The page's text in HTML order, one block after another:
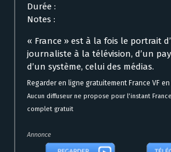
Durée :
Notes :
« France » est à la fois le portrait
journaliste à la télévision, d’un
d’un système, celui des médias.
Regarder en ligne gratuitement France VF
Aucun diffuseur ne propose pour l’instant
complet gratuit
Annonce